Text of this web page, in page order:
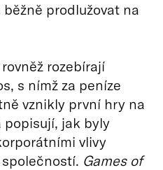
prodlužovat na
rozebírají
s nímž za peníze
vznikly první hry na
jak byly
vlivy
Games of